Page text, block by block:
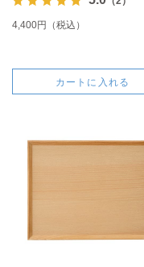
4,400円（税込）
カートに入れる